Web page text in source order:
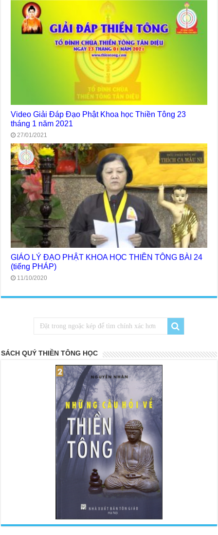
Video Giải Đáp Đạo Phật Khoa học Thiền Tông 23
tháng 1 năm 2021
27/01/2021
GIÁO LÝ ĐẠO PHẬT KHOA HỌC THIỀN TÔNG BÀI 24
(tiếng PHÁP)
11/10/2020
SÁCH QUÝ THIỀN TÔNG HỌC